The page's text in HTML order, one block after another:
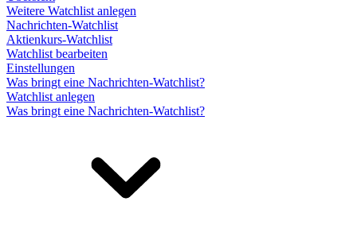
Weitere Watchlist anlegen
Nachrichten-Watchlist
Aktienkurs-Watchlist
Watchlist bearbeiten
Einstellungen
Was bringt eine Nachrichten-Watchlist?
Watchlist anlegen
Was bringt eine Nachrichten-Watchlist?